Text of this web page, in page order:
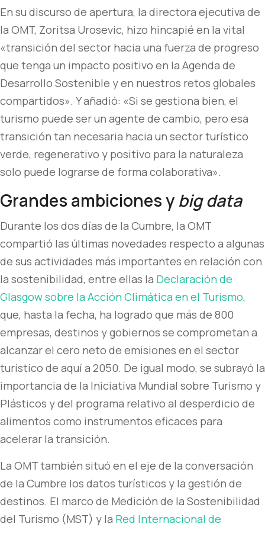
En su discurso de apertura, la directora ejecutiva de
la OMT, Zoritsa Urosevic, hizo hincapié en la vital
«transición del sector hacia una fuerza de progreso
que tenga un impacto positivo en la Agenda de
Desarrollo Sostenible y en nuestros retos globales
compartidos». Y añadió: «Si se gestiona bien, el
turismo puede ser un agente de cambio, pero esa
transición tan necesaria hacia un sector turístico
verde, regenerativo y positivo para la naturaleza
solo puede lograrse de forma colaborativa».
Grandes ambiciones y big data
Durante los dos días de la Cumbre, la OMT
compartió las últimas novedades respecto a algunas
de sus actividades más importantes en relación con
la sostenibilidad, entre ellas la Declaración de
Glasgow sobre la Acción Climática en el Turismo,
que, hasta la fecha, ha logrado que más de 800
empresas, destinos y gobiernos se comprometan a
alcanzar el cero neto de emisiones en el sector
turístico de aquí a 2050. De igual modo, se subrayó la
importancia de la Iniciativa Mundial sobre Turismo y
Plásticos y del programa relativo al desperdicio de
alimentos como instrumentos eficaces para
acelerar la transición.
La OMT también situó en el eje de la conversación
de la Cumbre los datos turísticos y la gestión de
destinos. El marco de Medición de la Sostenibilidad
del Turismo (MST) y la Red Internacional de